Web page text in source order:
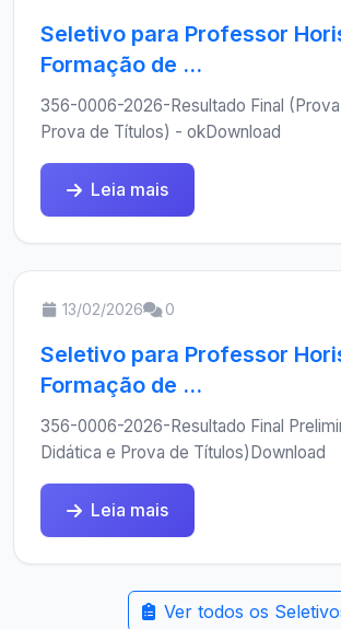
Seletivo para Professor
Formação de ...
356-0006-2026-Resultado Final
Prova de Títulos) - okDownload
Leia mais
13/02/2026 0
Seletivo para Professor
Formação de ...
356-0006-2026-Resultado Final
Didática e Prova de Títulos)Download
Leia mais
Ver todos os